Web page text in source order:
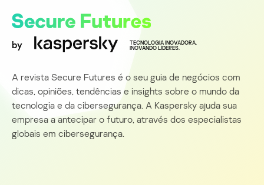
by
TECNOLOGIA INOVADORA.
INOVANDO LÍDERES.
A revista Secure Futures é o seu guia de negócios com
dicas, opiniões, tendências e insights sobre o mundo da
tecnologia e da cibersegurança. A Kaspersky ajuda sua
empresa a antecipar o futuro, através dos especialistas
globais em cibersegurança.